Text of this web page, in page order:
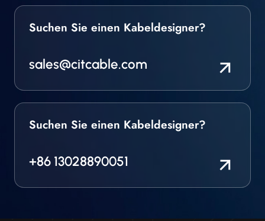
Suchen Sie einen Kabeldesigner?
sales@citcable.com
Suchen Sie einen Kabeldesigner?
+86 13028890051